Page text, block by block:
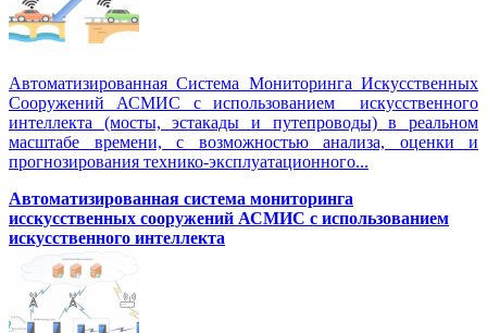
Автоматизированная Система Мониторинга Искусственных
Сооружений АСМИС с использованием искусственного
интеллекта (мосты, эстакады и путепроводы) в реальном
масштабе времени, с возможностью анализа, оценки и
прогнозирования технико-эксплуатационного...
Автоматизированная система мониторинга
исскусственных сооружений АСМИС с использованием
искусственного интеллекта